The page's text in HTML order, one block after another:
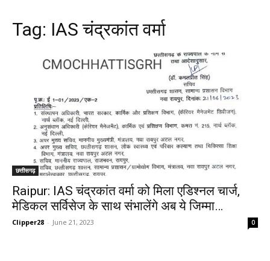
Tag: IAS चंद्रकांत वर्मा
छत्तीसगढ़
Raipur: IAS चंद्रकांत वर्मा को मिला एडिश्नल चार्ज,
मेडिकल सर्विसेज के साथ संभालेंगे अब ये जिम्मा…
Clipper28 - June 21, 2023 0